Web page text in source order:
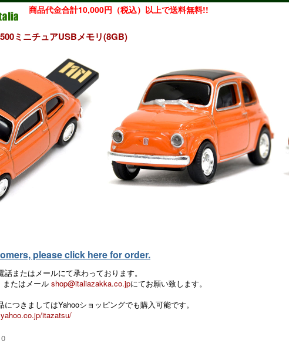
商品代金合計10,000円（税込）以上で送料無料!!
ミニチュアUSBメモリ(8GB)
please click here for order.
またはメールにて承わっております。
たはメール shop@italiazakka.co.jpにてお願い致します。
につきましてはYahooショッピングでも購入可能です。
itazatsu/